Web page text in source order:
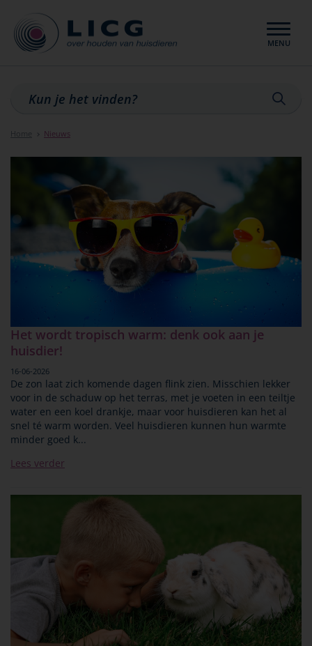
MENU
Home Nieuws
Het wordt tropisch warm: denk ook aan je
huisdier!
16-06-2026
De zon laat zich komende dagen flink zien. Misschien lekker
voor in de schaduw op het terras, met je voeten in een teiltje
water en een koel drankje, maar voor huisdieren kan het al
snel té warm worden. Veel huisdieren kunnen hun warmte
minder goed k...
Lees verder